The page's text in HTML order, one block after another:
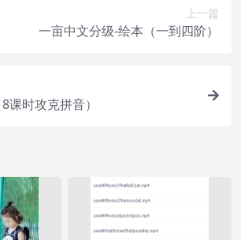
上一篇
一亩中文分级-绘本（一到四阶）
时攻克拼音）